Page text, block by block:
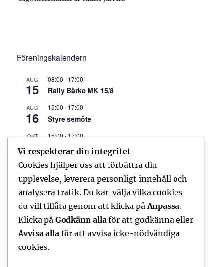
Föreningskalendern
AUG
15
08:00 - 17:00
Rally Bärke MK 15/8
AUG
16
15:00 - 17:00
Styrelsemöte
OKT
18
15:00-17:00
Styrelsemöte
DEC
6
15:00-17:00
Styrelsemöte
Visa kalender
FORUM – SENASTE INLÄGGEN
Vi respekterar din integritet
Cookies hjälper oss att förbättra din
upplevelse, leverera personligt innehåll och
analysera trafik. Du kan välja vilka cookies
du vill tillåta genom att klicka på Anpassa.
Klicka på Godkänn alla för att godkänna eller
Avvisa alla för att avvisa icke-nödvändiga
cookies.